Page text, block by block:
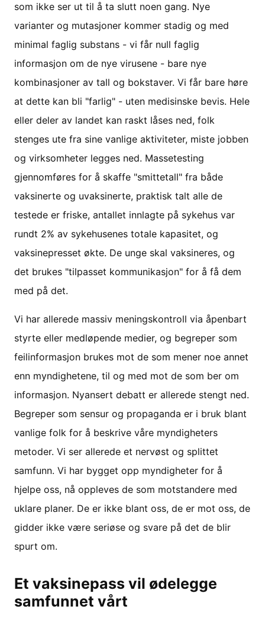
som ikke ser ut til å ta slutt noen gang. Nye
varianter og mutasjoner kommer stadig og med
minimal faglig substans - vi får null faglig
informasjon om de nye virusene - bare nye
kombinasjoner av tall og bokstaver. Vi får bare høre
at dette kan bli "farlig" - uten medisinske bevis. Hele
eller deler av landet kan raskt låses ned, folk
stenges ute fra sine vanlige aktiviteter, miste jobben
og virksomheter legges ned. Massetesting
gjennomføres for å skaffe "smittetall" fra både
vaksinerte og uvaksinerte, praktisk talt alle de
testede er friske, antallet innlagte på sykehus var
rundt 2% av sykehusenes totale kapasitet, og
vaksinepresset økte. De unge skal vaksineres, og
det brukes "tilpasset kommunikasjon" for å få dem
med på det.
Vi har allerede massiv meningskontroll via åpenbart
styrte eller medløpende medier, og begreper som
feilinformasjon brukes mot de som mener noe annet
enn myndighetene, til og med mot de som ber om
informasjon. Nyansert debatt er allerede stengt ned.
Begreper som sensur og propaganda er i bruk blant
vanlige folk for å beskrive våre myndigheters
metoder. Vi ser allerede et nervøst og splittet
samfunn. Vi har bygget opp myndigheter for å
hjelpe oss, nå oppleves de som motstandere med
uklare planer. De er ikke blant oss, de er mot oss, de
gidder ikke være seriøse og svare på det de blir
spurt om.
Et vaksinepass vil ødelegge
samfunnet vårt